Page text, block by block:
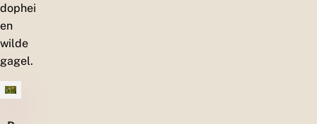
dophei
en
wilde
gagel.